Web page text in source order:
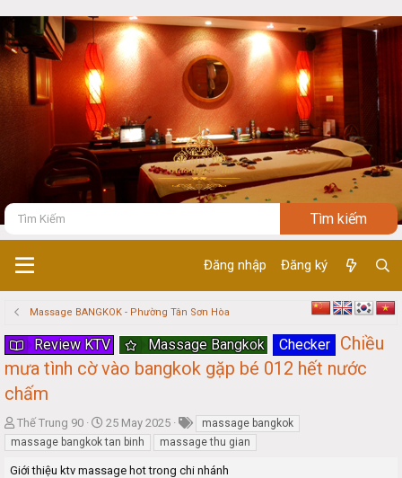
Đăng nhập Đăng ký
Massage BANGKOK - Phường Tân Sơn Hòa
Review KTV Massage Bangkok Checker
Chiều
mưa tình cờ vào bangkok gặp bé 012 hết nước
chấm
T
h
r
e
Thế Trung 90
S
t
a
r
25 May 2025
massage bangkok
massage bangkok tan binh
massage thu gian
Giới thiệu ktv massage hot trong chi nhánh